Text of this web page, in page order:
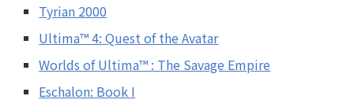
Tyrian 2000
Ultima™ 4: Quest of the Avatar
Worlds of Ultima™ : The Savage Empire
Eschalon: Book I